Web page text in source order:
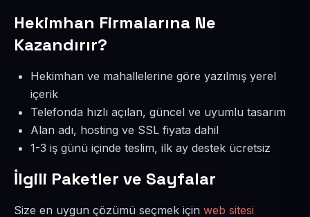
Hekimhan Firmalarına Ne
Kazandırır?
Hekimhan ve mahallelerine göre yazılmış yerel
içerik
Telefonda hızlı açılan, güncel ve uyumlu tasarım
Alan adı, hosting ve SSL fiyata dahil
1-3 iş günü içinde teslim, ilk ay destek ücretsiz
İlgili Paketler ve Sayfalar
Size en uygun çözümü seçmek için web sitesi